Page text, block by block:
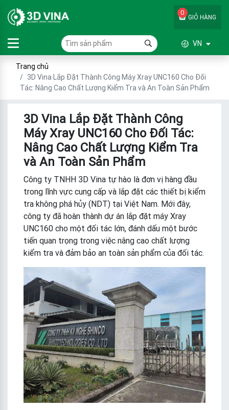
GIỎ HÀNG
0
VN
Trang chủ
3D Vina Lắp Đặt Thành Công Máy Xray UNC160 Cho Đối
Tác: Nâng Cao Chất Lượng Kiểm Tra và An Toàn Sản Phẩm
3D Vina Lắp Đặt Thành Công
Máy Xray UNC160 Cho Đối Tác:
Nâng Cao Chất Lượng Kiểm Tra
và An Toàn Sản Phẩm
Công ty TNHH 3D Vina tự hào là đơn vị hàng đầu
trong lĩnh vực cung cấp và lắp đặt các thiết bị kiểm
tra không phá hủy (NDT) tại Việt Nam. Mới đây,
công ty đã hoàn thành dự án lắp đặt máy Xray
UNC160 cho một đối tác lớn, đánh dấu một bước
tiến quan trọng trong việc nâng cao chất lượng
kiểm tra và đảm bảo an toàn sản phẩm của đối tác.